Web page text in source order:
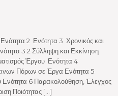
2 Ενότητα 3 Χρονικός και
3.2 Σύλληψη και Εκκίνηση
Έργου Ενότητα 4
Πόρων σε Έργα Ενότητα 5
Ενότητα 6 Παρακολούθηση, Έλεγχος
Ποιότητας […]